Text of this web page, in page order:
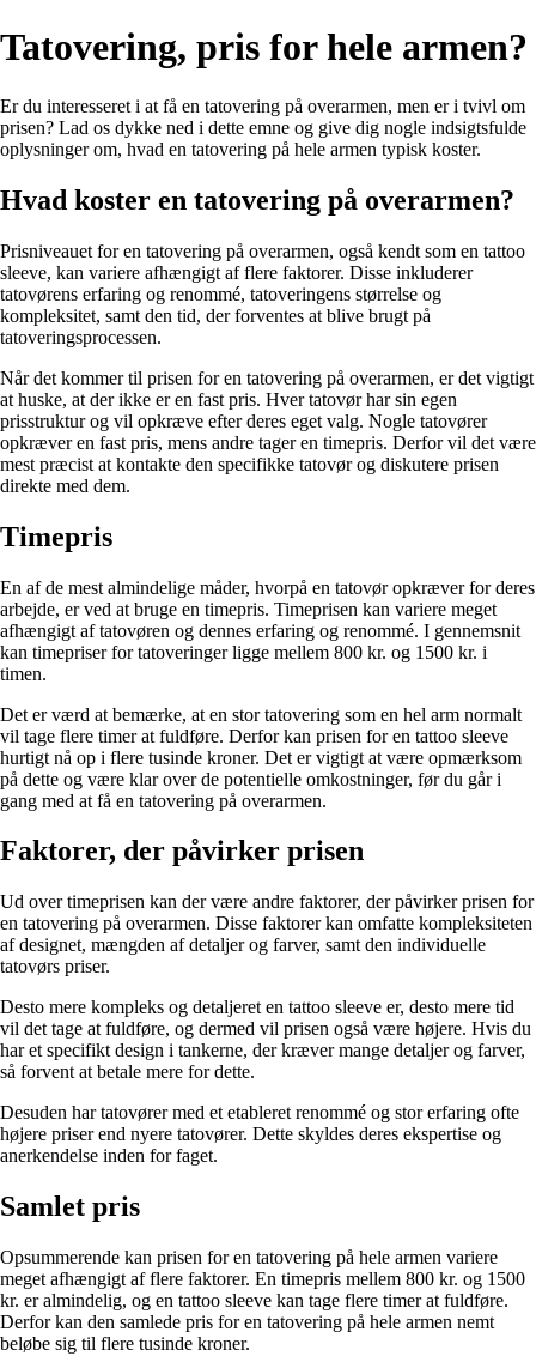
Tatovering, pris for hele armen?
Er du interesseret i at få en tatovering på overarmen, men er i tvivl om
prisen? Lad os dykke ned i dette emne og give dig nogle indsigtsfulde
oplysninger om, hvad en tatovering på hele armen typisk koster.
Hvad koster en tatovering på overarmen?
Prisniveauet for en tatovering på overarmen, også kendt som en tattoo
sleeve, kan variere afhængigt af flere faktorer. Disse inkluderer
tatovørens erfaring og renommé, tatoveringens størrelse og
kompleksitet, samt den tid, der forventes at blive brugt på
tatoveringsprocessen.
Når det kommer til prisen for en tatovering på overarmen, er det vigtigt
at huske, at der ikke er en fast pris. Hver tatovør har sin egen
prisstruktur og vil opkræve efter deres eget valg. Nogle tatovører
opkræver en fast pris, mens andre tager en timepris. Derfor vil det være
mest præcist at kontakte den specifikke tatovør og diskutere prisen
direkte med dem.
Timepris
En af de mest almindelige måder, hvorpå en tatovør opkræver for deres
arbejde, er ved at bruge en timepris. Timeprisen kan variere meget
afhængigt af tatovøren og dennes erfaring og renommé. I gennemsnit
kan timepriser for tatoveringer ligge mellem 800 kr. og 1500 kr. i
timen.
Det er værd at bemærke, at en stor tatovering som en hel arm normalt
vil tage flere timer at fuldføre. Derfor kan prisen for en tattoo sleeve
hurtigt nå op i flere tusinde kroner. Det er vigtigt at være opmærksom
på dette og være klar over de potentielle omkostninger, før du går i
gang med at få en tatovering på overarmen.
Faktorer, der påvirker prisen
Ud over timeprisen kan der være andre faktorer, der påvirker prisen for
en tatovering på overarmen. Disse faktorer kan omfatte kompleksiteten
af designet, mængden af detaljer og farver, samt den individuelle
tatovørs priser.
Desto mere kompleks og detaljeret en tattoo sleeve er, desto mere tid
vil det tage at fuldføre, og dermed vil prisen også være højere. Hvis du
har et specifikt design i tankerne, der kræver mange detaljer og farver,
så forvent at betale mere for dette.
Desuden har tatovører med et etableret renommé og stor erfaring ofte
højere priser end nyere tatovører. Dette skyldes deres ekspertise og
anerkendelse inden for faget.
Samlet pris
Opsummerende kan prisen for en tatovering på hele armen variere
meget afhængigt af flere faktorer. En timepris mellem 800 kr. og 1500
kr. er almindelig, og en tattoo sleeve kan tage flere timer at fuldføre.
Derfor kan den samlede pris for en tatovering på hele armen nemt
beløbe sig til flere tusinde kroner.